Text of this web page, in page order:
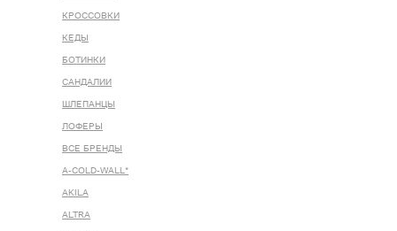
КРОССОВКИ
КЕДЫ
БОТИНКИ
САНДАЛИИ
ШЛЕПАНЦЫ
ЛОФЕРЫ
ВСЕ БРЕНДЫ
A-COLD-WALL*
AKILA
ALTRA